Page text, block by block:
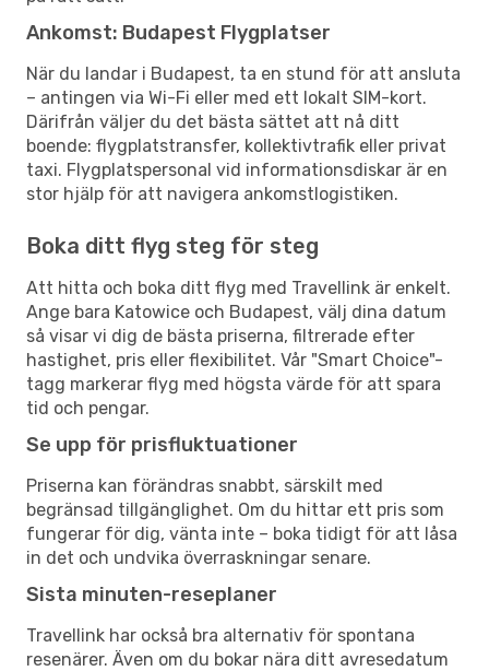
Ankomst: Budapest Flygplatser
När du landar i Budapest, ta en stund för att ansluta
– antingen via Wi-Fi eller med ett lokalt SIM-kort.
Därifrån väljer du det bästa sättet att nå ditt
boende: flygplatstransfer, kollektivtrafik eller privat
taxi. Flygplatspersonal vid informationsdiskar är en
stor hjälp för att navigera ankomstlogistiken.
Boka ditt flyg steg för steg
Att hitta och boka ditt flyg med Travellink är enkelt.
Ange bara Katowice och Budapest, välj dina datum
så visar vi dig de bästa priserna, filtrerade efter
hastighet, pris eller flexibilitet. Vår "Smart Choice"-
tagg markerar flyg med högsta värde för att spara
tid och pengar.
Se upp för prisfluktuationer
Priserna kan förändras snabbt, särskilt med
begränsad tillgänglighet. Om du hittar ett pris som
fungerar för dig, vänta inte – boka tidigt för att låsa
in det och undvika överraskningar senare.
Sista minuten-reseplaner
Travellink har också bra alternativ för spontana
resenärer. Även om du bokar nära ditt avresedatum